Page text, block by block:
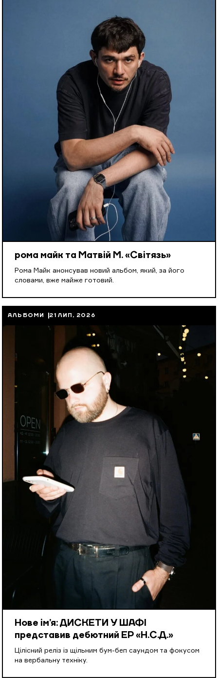
рома майк та Матвій М. «Світязь»
Рома Майк анонсував новий альбом, який, за його
словами, вже майже готовий.
АЛЬБОМИ 21 ЛИП, 2026
Нове ім’я: ДИСКЕТИ У ШАФІ
представив дебютний EP «Н.С.Д.»
Цілісний реліз із щільним бум-беп саундом та фокусом
на вербальну техніку.